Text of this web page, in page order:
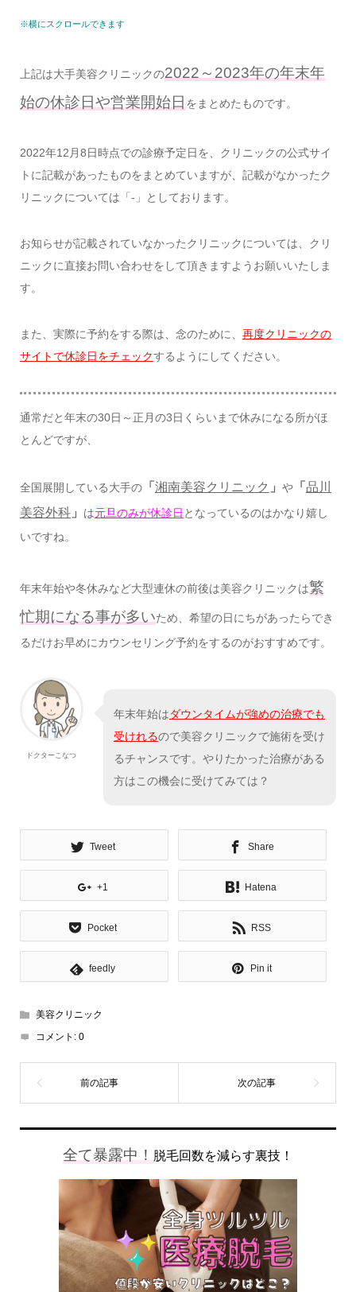
※横にスクロールできます
上記は大手美容クリニックの2022～2023年の年末年
始の休診日や営業開始日 をまとめたものです。
2022年12月8日時点での診療予定日を、クリニックの公式サイ
トに記載があったものをまとめていますが、記載がなかったク
リニックについては「-」としております。
お知らせが記載されていなかったクリニックについては、クリ
ニックに直接お問い合わせをして頂きますようお願いいたしま
す。
また、実際に予約をする際は、念のために、 再度クリニックの
サイトで休診日をチェックするようにしてください。
通常だと年末の30日～正月の3日くらいまで休みになる所がほ
とんどですが、
全国展開している大手の「 湘南美容クリニック 」 や「 品川
美容外科」 は元旦のみが休診日 となっているのはかなり嬉し
いですね。
年末年始や冬休みなど大型連休の前後は美容クリニックは繁
忙期になる事が多いため、希望の日にちがあったらでき
るだけお早めにカウンセリング予約をするのがおすすめです。
ドクターこなつ
年末年始はダウンタイムが強めの治療でも
受けれるので美容クリニックで施術を受け
るチャンスです。やりたかった治療がある
方はこの機会に受けてみては？
Tweet Share
+1 Hatena
Pocket RSS
feedly Pin it
美容クリニック
コメント: 0
全て暴露中！ 脱毛回数を減らす裏技！